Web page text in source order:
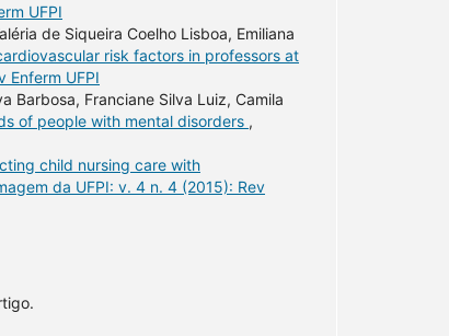
UFPI
de Siqueira Coelho Lisboa, Emiliana
risk factors in professors at
Enferm UFPI
Barbosa, Franciane Silva Luiz, Camila
of people with mental disorders ,
child nursing care with
da UFPI: v. 4 n. 4 (2015): Rev